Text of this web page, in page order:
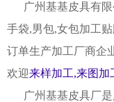
广州基基皮具有限
手袋,男包,女包加工
订单生产加工厂商企
欢迎来样加工,来图加
广州基基皮具厂是